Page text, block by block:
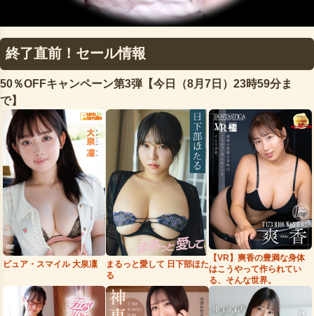
終了直前！セール情報
50％OFFキャンペーン第3弾【今日（8月7日）23時59分ま
で】
ピュア・スマイル 大泉凜
まるっと愛して 日下部ほた
る
【VR】爽香の豊満な身体
はこうやって作られてい
る、そんな世界。